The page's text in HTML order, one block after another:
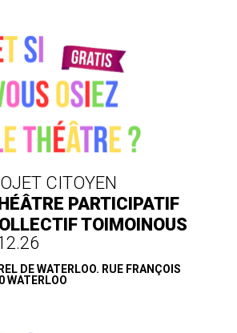
CITOYEN
PARTICIPATIF
TOIMOINOUS
DE WATERLOO. RUE FRANÇOIS
WATERLOO